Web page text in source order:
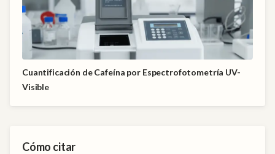
Cuantificación de Cafeína por Espectrofotometría UV-
Visible
Cómo citar